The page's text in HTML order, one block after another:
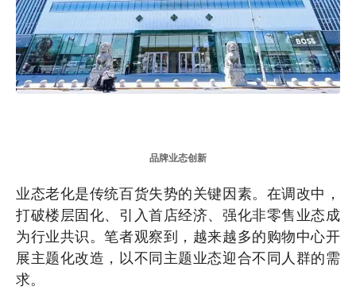
品牌业态创新
业态老化是传统百货失势的关键因素。在调改中，
打破楼层固化、引入首店经济、强化非零售业态成
为行业共识。笔者观察到，越来越多的购物中心开
展主题化改造，以不同主题业态迎合不同人群的需
求。